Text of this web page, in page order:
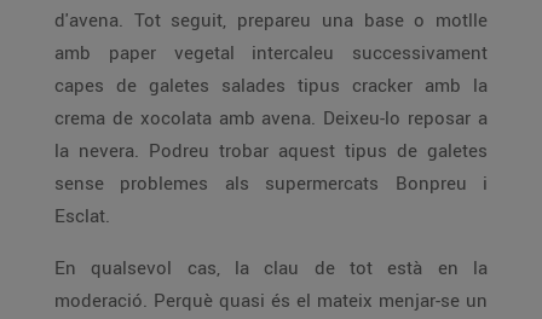
d'avena. Tot seguit, prepareu una base o motlle
amb paper vegetal intercaleu successivament
capes de galetes salades tipus cracker amb la
crema de xocolata amb avena. Deixeu-lo reposar a
la nevera. Podreu trobar aquest tipus de galetes
sense problemes als supermercats Bonpreu i
Esclat.
En qualsevol cas, la clau de tot està en la
moderació. Perquè quasi és el mateix menjar-se un